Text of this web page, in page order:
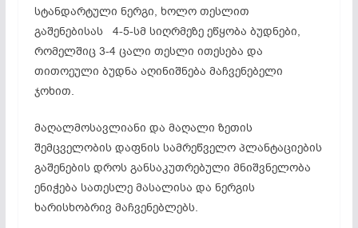
სტანდარტული ნერგი, ხოლო თესლით
გაშენებისას 4-5-სმ სიღრმეზე ეწყობა ბუდნები,
რომელშიც 3-4 ცალი თესლი ითესება და
თითოეული ბუდნა აღინიშნება მაჩვენებელი
ჯოხით.
მაღალმოსავლიანი და მაღალი ზეთის
შემცველობის დაფნის სამრეწველო პლანტაციების
გაშენების დროს განსაკუთრებული მნიშვნელობა
ენიჭება სათესლე მასალისა და ნერგის
ხარისხობრივ მაჩვენებლებს.